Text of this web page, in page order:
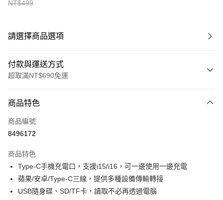
NT$499
請選擇商品選項
付款與運送方式
超取滿NT$690免運
信用卡一次付款
超商取貨付款
Apple Pay
街口支付
商品特色
商品編號
8496172
商品特色
Type-C手機充電口，支援i15/i16，可一邊使用一邊充電
蘋果/安卓/Type-C三線，提供多種設備傳輸轉接
USB隨身碟、SD/TF卡，讀取不必再透過電腦